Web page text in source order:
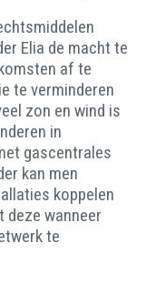
Elia de macht te
af te
te verminderen
zon en wind is
in
gascentrales
kan men
koppelen
deze wanneer
te